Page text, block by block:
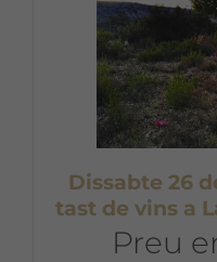
Dissabte 26
tast de vins a
Preu